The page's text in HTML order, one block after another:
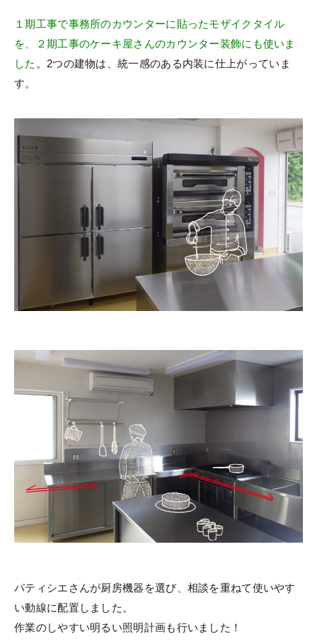
１期工事で事務所のカウンターに貼ったモザイクタイル
を、２期工事のケーキ屋さんのカウンター装飾にも使いま
した 。2つの建物は、統一感のある内装に仕上がっていま
す。
パティシエさんが厨房機器を選び、相談を重ねて使いやす
い動線に配置しました。
作業のしやすい明るい照明計画も行いました！